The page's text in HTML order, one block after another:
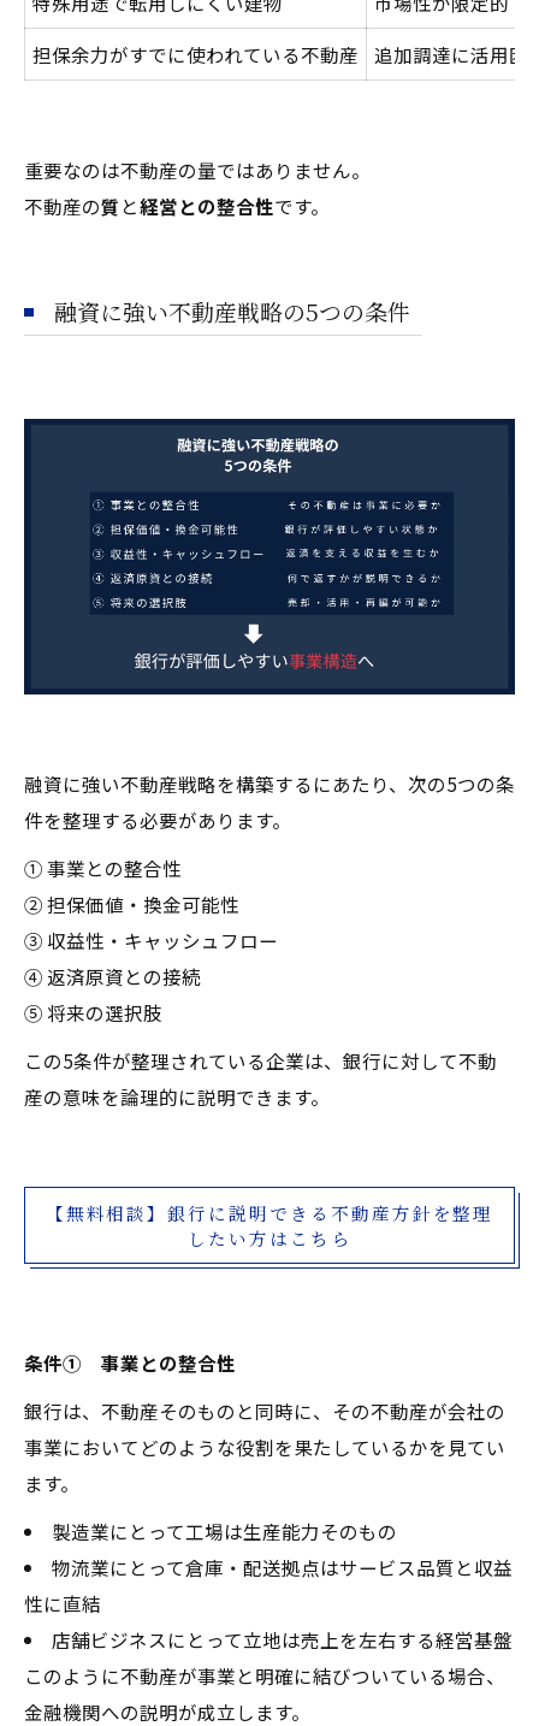
担保余力がすでに使われている不動産
追加調達に活用困
重要なのは不動産の量ではありません。
不動産の質 と経営との整合性です。
融資に強い不動産戦略の5つの条件
融資に強い不動産戦略を構築するにあたり、次の5つの条
件を整理する必要があります。
① 事業との整合性
② 担保価値・換金可能性
③ 収益性・キャッシュフロー
④ 返済原資との接続
⑤ 将来の選択肢
この5条件が整理されている企業は、銀行に対して不動
産の意味を論理的に説明できます。
【無料相談】銀行に説明できる不動産方針を整理
したい方はこちら
条件① 事業との整合性
銀行は、不動産そのものと同時に、その不動産が会社の
事業においてどのような役割を果たしているかを見てい
ます。
製造業にとって工場は生産能力そのもの
物流業にとって倉庫・配送拠点はサービス品質と収益
性に直結
店舗ビジネスにとって立地は売上を左右する経営基盤
このように不動産が事業と明確に結びついている場合、
金融機関への説明が成立します。